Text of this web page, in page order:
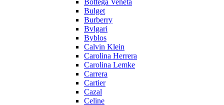
Bottega Veneta
Bulget
Burberry
Bvlgari
Byblos
Calvin Klein
Carolina Herrera
Carolina Lemke
Carrera
Cartier
Cazal
Celine